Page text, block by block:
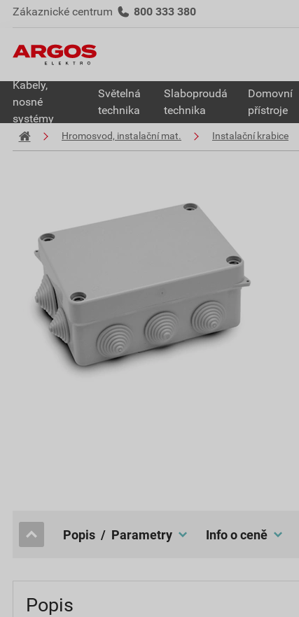
Zákaznické centrum 800 333 380
Kabely,
nosné
systémy
Světelná
technika
Slaboproudá
technika
Domovní
přístroje
Hromosvod, instalační mat. Instalační krabice
popis / Parametry Info o ceně
Popis